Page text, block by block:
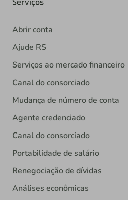
Abrir conta
Ajude RS
Serviços ao mercado financeiro
Canal do consorciado
Mudança de número de conta
Agente credenciado
Canal do consorciado
Portabilidade de salário
Renegociação de dívidas
Análises econômicas